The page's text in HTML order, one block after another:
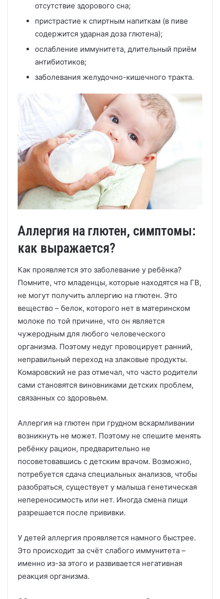
отсутствие здорового сна;
пристрастие к спиртным напиткам (в пиве
содержится ударная доза глютена);
ослабление иммунитета, длительный приём
антибиотиков;
заболевания желудочно-кишечного тракта.
Аллергия на глютен, симптомы:
как выражается?
Как проявляется это заболевание у ребёнка?
Помните, что младенцы, которые находятся на ГВ,
не могут получить аллергию на глютен. Это
вещество – белок, которого нет в материнском
молоке по той причине, что он является
чужеродным для любого человеческого
организма. Поэтому недуг провоцирует ранний,
неправильный переход на злаковые продукты.
Комаровский не раз отмечал, что часто родители
сами становятся виновниками детских проблем,
связанных со здоровьем.
Аллергия на глютен при грудном вскармливании
возникнуть не может. Поэтому не спешите менять
ребёнку рацион, предварительно не
посоветовавшись с детским врачом. Возможно,
потребуется сдача специальных анализов, чтобы
разобраться, существует у малыша генетическая
непереносимость или нет. Иногда смена пищи
разрешается после прививки.
У детей аллергия проявляется намного быстрее.
Это происходит за счёт слабого иммунитета –
именно из-за этого и развивается негативная
реакция организма.